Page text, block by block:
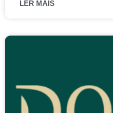
LER MAIS